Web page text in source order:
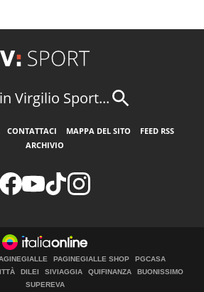
Virgilio Sport...
CONTATTACI MAPPA DEL SITO
FEED RSS
ARCHIVIO
PAGINEGIALLE SHOP
PGCASA
DILEI SIVIAGGIA QUIFINANZA
BUONISSIMO
SUPEREVA